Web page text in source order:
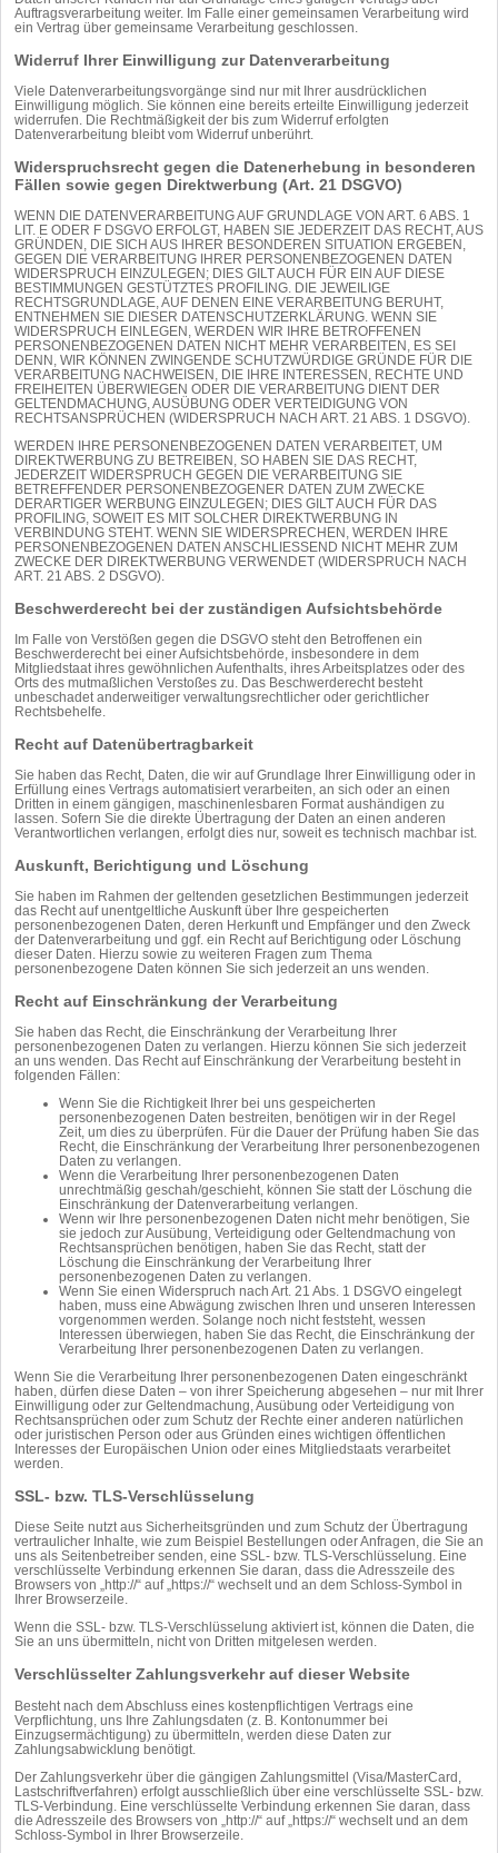
Auftragsverarbeitung weiter. Im Falle einer gemeinsamen Verarbeitung wird
ein Vertrag über gemeinsame Verarbeitung geschlossen.
Widerruf Ihrer Einwilligung zur Datenverarbeitung
Viele Datenverarbeitungsvorgänge sind nur mit Ihrer ausdrücklichen
Einwilligung möglich. Sie können eine bereits erteilte Einwilligung jederzeit
widerrufen. Die Rechtmäßigkeit der bis zum Widerruf erfolgten
Datenverarbeitung bleibt vom Widerruf unberührt.
Widerspruchsrecht gegen die Datenerhebung in besonderen
Fällen sowie gegen Direktwerbung (Art. 21 DSGVO)
WENN DIE DATENVERARBEITUNG AUF GRUNDLAGE VON ART. 6 ABS. 1
LIT. E ODER F DSGVO ERFOLGT, HABEN SIE JEDERZEIT DAS RECHT, AUS
GRÜNDEN, DIE SICH AUS IHRER BESONDEREN SITUATION ERGEBEN,
GEGEN DIE VERARBEITUNG IHRER PERSONENBEZOGENEN DATEN
WIDERSPRUCH EINZULEGEN; DIES GILT AUCH FÜR EIN AUF DIESE
BESTIMMUNGEN GESTÜTZTES PROFILING. DIE JEWEILIGE
RECHTSGRUNDLAGE, AUF DENEN EINE VERARBEITUNG BERUHT,
ENTNEHMEN SIE DIESER DATENSCHUTZERKLÄRUNG. WENN SIE
WIDERSPRUCH EINLEGEN, WERDEN WIR IHRE BETROFFENEN
PERSONENBEZOGENEN DATEN NICHT MEHR VERARBEITEN, ES SEI
DENN, WIR KÖNNEN ZWINGENDE SCHUTZWÜRDIGE GRÜNDE FÜR DIE
VERARBEITUNG NACHWEISEN, DIE IHRE INTERESSEN, RECHTE UND
FREIHEITEN ÜBERWIEGEN ODER DIE VERARBEITUNG DIENT DER
GELTENDMACHUNG, AUSÜBUNG ODER VERTEIDIGUNG VON
RECHTSANSPRÜCHEN (WIDERSPRUCH NACH ART. 21 ABS. 1 DSGVO).
WERDEN IHRE PERSONENBEZOGENEN DATEN VERARBEITET, UM
DIREKTWERBUNG ZU BETREIBEN, SO HABEN SIE DAS RECHT,
JEDERZEIT WIDERSPRUCH GEGEN DIE VERARBEITUNG SIE
BETREFFENDER PERSONENBEZOGENER DATEN ZUM ZWECKE
DERARTIGER WERBUNG EINZULEGEN; DIES GILT AUCH FÜR DAS
PROFILING, SOWEIT ES MIT SOLCHER DIREKTWERBUNG IN
VERBINDUNG STEHT. WENN SIE WIDERSPRECHEN, WERDEN IHRE
PERSONENBEZOGENEN DATEN ANSCHLIESSEND NICHT MEHR ZUM
ZWECKE DER DIREKTWERBUNG VERWENDET (WIDERSPRUCH NACH
ART. 21 ABS. 2 DSGVO).
Beschwerde­recht bei der zuständigen Aufsichts­behörde
Im Falle von Verstößen gegen die DSGVO steht den Betroffenen ein
Beschwerderecht bei einer Aufsichtsbehörde, insbesondere in dem
Mitgliedstaat ihres gewöhnlichen Aufenthalts, ihres Arbeitsplatzes oder des
Orts des mutmaßlichen Verstoßes zu. Das Beschwerderecht besteht
unbeschadet anderweitiger verwaltungsrechtlicher oder gerichtlicher
Rechtsbehelfe.
Recht auf Daten­übertrag­barkeit
Sie haben das Recht, Daten, die wir auf Grundlage Ihrer Einwilligung oder in
Erfüllung eines Vertrags automatisiert verarbeiten, an sich oder an einen
Dritten in einem gängigen, maschinenlesbaren Format aushändigen zu
lassen. Sofern Sie die direkte Übertragung der Daten an einen anderen
Verantwortlichen verlangen, erfolgt dies nur, soweit es technisch machbar ist.
Auskunft, Berichtigung und Löschung
Sie haben im Rahmen der geltenden gesetzlichen Bestimmungen jederzeit
das Recht auf unentgeltliche Auskunft über Ihre gespeicherten
personenbezogenen Daten, deren Herkunft und Empfänger und den Zweck
der Datenverarbeitung und ggf. ein Recht auf Berichtigung oder Löschung
dieser Daten. Hierzu sowie zu weiteren Fragen zum Thema
personenbezogene Daten können Sie sich jederzeit an uns wenden.
Recht auf Einschränkung der Verarbeitung
Sie haben das Recht, die Einschränkung der Verarbeitung Ihrer
personenbezogenen Daten zu verlangen. Hierzu können Sie sich jederzeit
an uns wenden. Das Recht auf Einschränkung der Verarbeitung besteht in
folgenden Fällen:
Wenn Sie die Richtigkeit Ihrer bei uns gespeicherten
personenbezogenen Daten bestreiten, benötigen wir in der Regel
Zeit, um dies zu überprüfen. Für die Dauer der Prüfung haben Sie das
Recht, die Einschränkung der Verarbeitung Ihrer personenbezogenen
Daten zu verlangen.
Wenn die Verarbeitung Ihrer personenbezogenen Daten
unrechtmäßig geschah/geschieht, können Sie statt der Löschung die
Einschränkung der Datenverarbeitung verlangen.
Wenn wir Ihre personenbezogenen Daten nicht mehr benötigen, Sie
sie jedoch zur Ausübung, Verteidigung oder Geltendmachung von
Rechtsansprüchen benötigen, haben Sie das Recht, statt der
Löschung die Einschränkung der Verarbeitung Ihrer
personenbezogenen Daten zu verlangen.
Wenn Sie einen Widerspruch nach Art. 21 Abs. 1 DSGVO eingelegt
haben, muss eine Abwägung zwischen Ihren und unseren Interessen
vorgenommen werden. Solange noch nicht feststeht, wessen
Interessen überwiegen, haben Sie das Recht, die Einschränkung der
Verarbeitung Ihrer personenbezogenen Daten zu verlangen.
Wenn Sie die Verarbeitung Ihrer personenbezogenen Daten eingeschränkt
haben, dürfen diese Daten – von ihrer Speicherung abgesehen – nur mit Ihrer
Einwilligung oder zur Geltendmachung, Ausübung oder Verteidigung von
Rechtsansprüchen oder zum Schutz der Rechte einer anderen natürlichen
oder juristischen Person oder aus Gründen eines wichtigen öffentlichen
Interesses der Europäischen Union oder eines Mitgliedstaats verarbeitet
werden.
SSL- bzw. TLS-Verschlüsselung
Diese Seite nutzt aus Sicherheitsgründen und zum Schutz der Übertragung
vertraulicher Inhalte, wie zum Beispiel Bestellungen oder Anfragen, die Sie an
uns als Seitenbetreiber senden, eine SSL- bzw. TLS-Verschlüsselung. Eine
verschlüsselte Verbindung erkennen Sie daran, dass die Adresszeile des
Browsers von „http://“ auf „https://“ wechselt und an dem Schloss-Symbol in
Ihrer Browserzeile.
Wenn die SSL- bzw. TLS-Verschlüsselung aktiviert ist, können die Daten, die
Sie an uns übermitteln, nicht von Dritten mitgelesen werden.
Verschlüsselter Zahlungsverkehr auf dieser Website
Besteht nach dem Abschluss eines kostenpflichtigen Vertrags eine
Verpflichtung, uns Ihre Zahlungsdaten (z. B. Kontonummer bei
Einzugsermächtigung) zu übermitteln, werden diese Daten zur
Zahlungsabwicklung benötigt.
Der Zahlungsverkehr über die gängigen Zahlungsmittel (Visa/MasterCard,
Lastschriftverfahren) erfolgt ausschließlich über eine verschlüsselte SSL- bzw.
TLS-Verbindung. Eine verschlüsselte Verbindung erkennen Sie daran, dass
die Adresszeile des Browsers von „http://“ auf „https://“ wechselt und an dem
Schloss-Symbol in Ihrer Browserzeile.